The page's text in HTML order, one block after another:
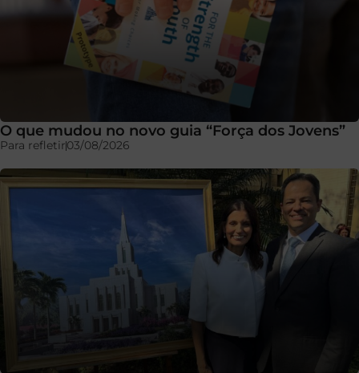
O que mudou no novo guia “Força dos Jovens”
Para refletir03/08/2026